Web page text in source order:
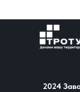
2024
Галерея